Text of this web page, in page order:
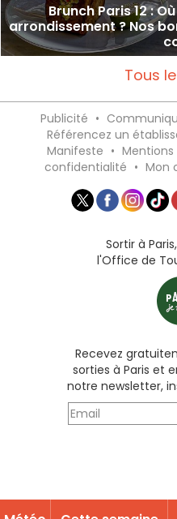
Brunch Paris 12 :
arrondissement ? Nos
Tous
Publicité •
Référencez un
Manifeste • Mentions
confidentialité • Mon
Sortir à
l'Office de
Recevez
sorties à Paris et
notre newsletter,